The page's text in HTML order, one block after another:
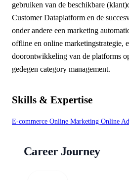
gebruiken van de beschikbare
Customer Dataplatform en de
onder andere een marketing
offline en online marketingstrategie,
doorontwikkeling van de platforms
gedegen category management.
Skills & Expertise
E-commerce Online Marketing Online
Career Journey